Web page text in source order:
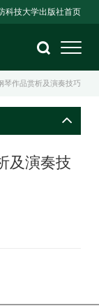
科技大学出版社首页
琴作品赏析及演奏技巧
及演奏技